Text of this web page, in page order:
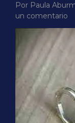
Por Paula
un comentario